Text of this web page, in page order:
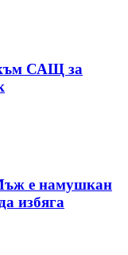
САЩ за
е намушкан
избяга